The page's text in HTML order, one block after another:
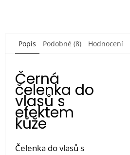
Popis Podobné (8) Hodnocení
Černá
čelenka do
vlasů s
efektem
kůže
Čelenka do vlasů s